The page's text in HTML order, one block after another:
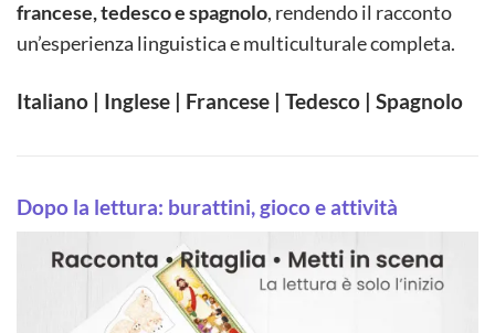
francese, tedesco e spagnolo, rendendo il racconto
un’esperienza linguistica e multiculturale completa.
Italiano | Inglese | Francese | Tedesco | Spagnolo
Dopo la lettura: burattini, gioco e attività